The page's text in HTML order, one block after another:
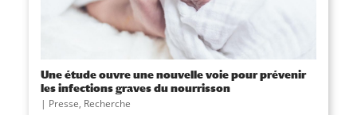
Une étude ouvre une nouvelle voie pour prévenir
les infections graves du nourrisson
Presse, Recherche